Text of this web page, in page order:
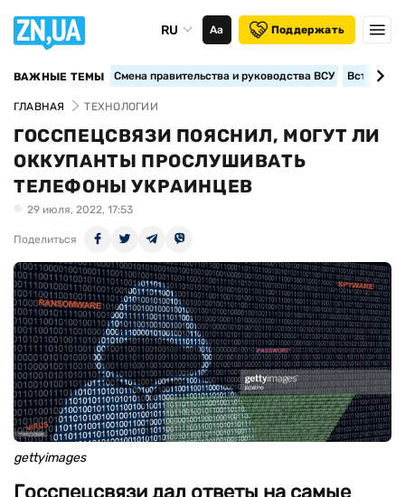
RU Аа Поддержать
ВАЖНЫЕ ТЕМЫ Смена правительства и руководства ВСУ
ГЛАВНАЯ ТЕХНОЛОГИИ
ГОССПЕЦСВЯЗИ ПОЯСНИЛ, МОГУТ ЛИ
ОККУПАНТЫ ПРОСЛУШИВАТЬ
ТЕЛЕФОНЫ УКРАИНЦЕВ
29 июля, 2022, 17:53
Поделиться
gettyimages
Госспецсвязи дал ответы на самые